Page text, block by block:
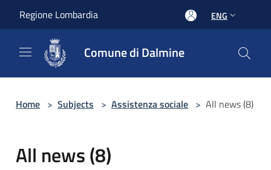
Regione Lombardia ENG
Comune di Dalmine
Home > Subjects > Assistenza sociale > All news (8)
All news (8)